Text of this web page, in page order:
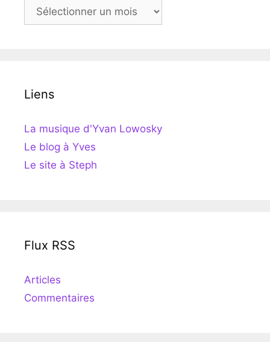
Archives
Liens
La musique d'Yvan Lowosky
Le blog à Yves
Le site à Steph
Flux RSS
Articles
Commentaires